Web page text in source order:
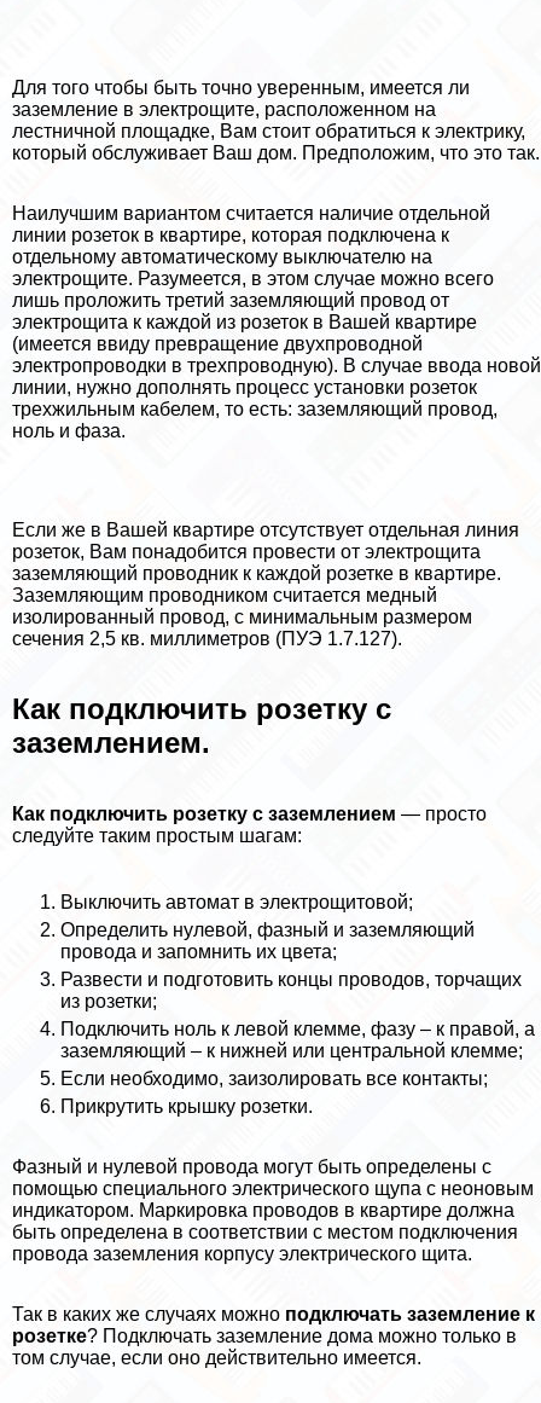
Для того чтобы быть точно уверенным, имеется ли
заземление в электрощите, расположенном на
лестничной площадке, Вам стоит обратиться к электрику,
который обслуживает Ваш дом. Предположим, что это так.
Наилучшим вариантом считается наличие отдельной
линии розеток в квартире, которая подключена к
отдельному автоматическому выключателю на
электрощите. Разумеется, в этом случае можно всего
лишь проложить третий заземляющий провод от
электрощита к каждой из розеток в Вашей квартире
(имеется ввиду превращение двухпроводной
электропроводки в трехпроводную). В случае ввода новой
линии, нужно дополнять процесс установки розеток
трехжильным кабелем, то есть: заземляющий провод,
ноль и фаза.
Если же в Вашей квартире отсутствует отдельная линия
розеток, Вам понадобится провести от электрощита
заземляющий проводник к каждой розетке в квартире.
Заземляющим проводником считается медный
изолированный провод, с минимальным размером
сечения 2,5 кв. миллиметров (ПУЭ 1.7.127).
Как подключить розетку с
заземлением.
Как подключить розетку с заземлением — просто
следуйте таким простым шагам:
Выключить автомат в электрощитовой;
Определить нулевой, фазный и заземляющий
провода и запомнить их цвета;
Развести и подготовить концы проводов, торчащих
из розетки;
Подключить ноль к левой клемме, фазу – к правой, а
заземляющий – к нижней или центральной клемме;
Если необходимо, заизолировать все контакты;
Прикрутить крышку розетки.
Фазный и нулевой провода могут быть определены с
помощью специального электрического щупа с неоновым
индикатором. Маркировка проводов в квартире должна
быть определена в соответствии с местом подключения
провода заземления корпусу электрического щита.
Так в каких же случаях можно подключать заземление к
розетке? Подключать заземление дома можно только в
том случае, если оно действительно имеется.